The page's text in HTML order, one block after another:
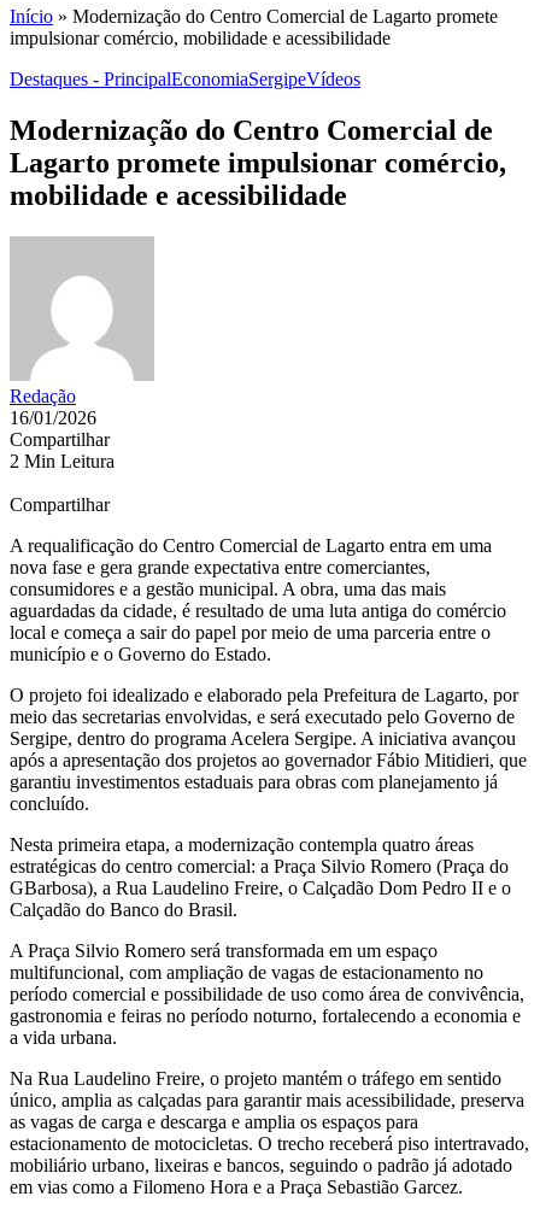
Início » Modernização do Centro Comercial de Lagarto promete
impulsionar comércio, mobilidade e acessibilidade
Destaques - PrincipalEconomiaSergipeVídeos
Modernização do Centro Comercial de
Lagarto promete impulsionar comércio,
mobilidade e acessibilidade
Redação
16/01/2026
Compartilhar
2 Min Leitura
Compartilhar
A requalificação do Centro Comercial de Lagarto entra em uma
nova fase e gera grande expectativa entre comerciantes,
consumidores e a gestão municipal. A obra, uma das mais
aguardadas da cidade, é resultado de uma luta antiga do comércio
local e começa a sair do papel por meio de uma parceria entre o
município e o Governo do Estado.
O projeto foi idealizado e elaborado pela Prefeitura de Lagarto, por
meio das secretarias envolvidas, e será executado pelo Governo de
Sergipe, dentro do programa Acelera Sergipe. A iniciativa avançou
após a apresentação dos projetos ao governador Fábio Mitidieri, que
garantiu investimentos estaduais para obras com planejamento já
concluído.
Nesta primeira etapa, a modernização contempla quatro áreas
estratégicas do centro comercial: a Praça Silvio Romero (Praça do
GBarbosa), a Rua Laudelino Freire, o Calçadão Dom Pedro II e o
Calçadão do Banco do Brasil.
A Praça Silvio Romero será transformada em um espaço
multifuncional, com ampliação de vagas de estacionamento no
período comercial e possibilidade de uso como área de convivência,
gastronomia e feiras no período noturno, fortalecendo a economia e
a vida urbana.
Na Rua Laudelino Freire, o projeto mantém o tráfego em sentido
único, amplia as calçadas para garantir mais acessibilidade, preserva
as vagas de carga e descarga e amplia os espaços para
estacionamento de motocicletas. O trecho receberá piso intertravado,
mobiliário urbano, lixeiras e bancos, seguindo o padrão já adotado
em vias como a Filomeno Hora e a Praça Sebastião Garcez.